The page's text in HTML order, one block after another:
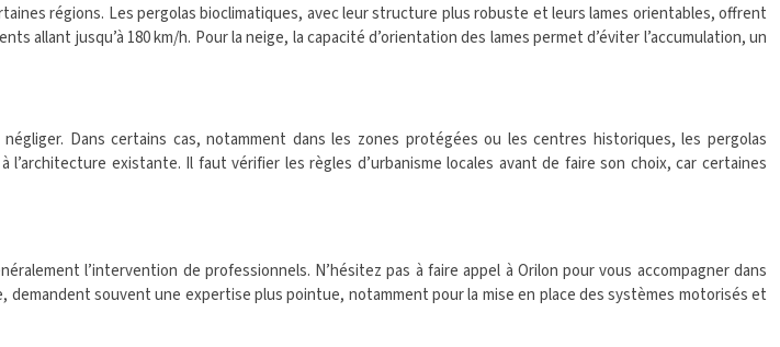
régions. Les pergolas bioclimatiques, avec leur structure plus robuste et leurs lames orientables, offrent
jusqu’à 180 km/h. Pour la neige, la capacité d’orientation des lames permet d’éviter l’accumulation, un
Dans certains cas, notamment dans les zones protégées ou les centres historiques, les pergolas
existante. Il faut vérifier les règles d’urbanisme locales avant de faire son choix, car certaines
l’intervention de professionnels. N’hésitez pas à faire appel à Orilon pour vous accompagner dans
souvent une expertise plus pointue, notamment pour la mise en place des systèmes motorisés et